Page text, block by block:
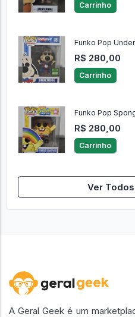
Carrinho
Funko Pop
R$ 280,00
Carrinho
Funko Pop
R$ 280,00
Carrinho
Ver
A Geral Geek é um